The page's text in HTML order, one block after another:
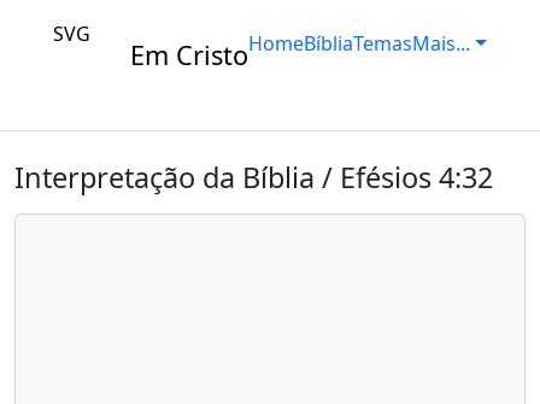
SVG
Em CristoHomeBíbliaTemasMais...
Interpretação da Bíblia / Efésios 4:32